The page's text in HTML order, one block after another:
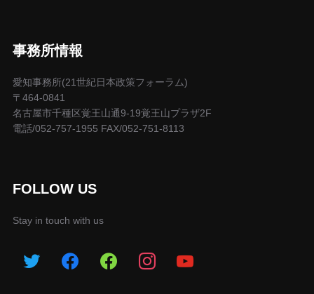
事務所情報
愛知事務所(21世紀日本政策フォーラム)
〒464-0841
名古屋市千種区覚王山通9-19覚王山プラザ2F
電話/052-757-1955 FAX/052-751-8113
FOLLOW US
Stay in touch with us